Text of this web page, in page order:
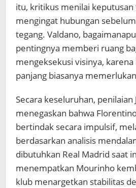
itu, kritikus menilai
mengingat hubungan
tegang. Valdano,
pentingnya memberi ruang
mengeksekusi visinya, karena
panjang biasanya
Secara keseluruhan, penilaian
menegaskan bahwa
bertindak secara impulsif,
berdasarkan analisis
dibutuhkan Real Madrid saat
menempatkan Mourinho
klub menargetkan stabilitas